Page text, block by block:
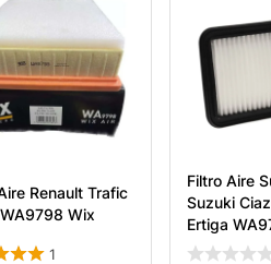
Renault Trafic
Wix
1
Filtro Aire
Suzuki
Ertiga